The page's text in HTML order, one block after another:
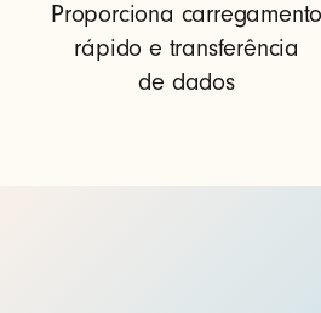
Proporciona carregamento
rápido e transferência
de dados